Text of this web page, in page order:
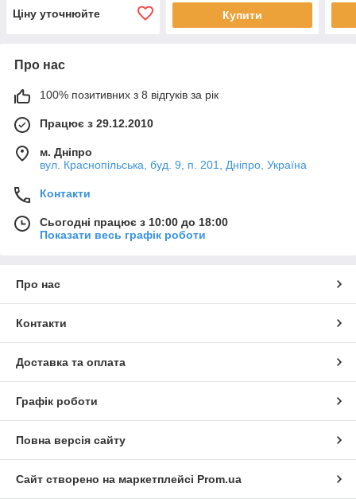
Ціну уточнюйте Купити
Про нас
100% позитивних з 8 відгуків за рік
Працює з 29.12.2010
м. Дніпро
вул. Краснопільська, буд. 9, п. 201, Дніпро, Україна
Контакти
Сьогодні працює з 10:00 до 18:00
Показати весь графік роботи
Про нас
Контакти
Доставка та оплата
Графік роботи
Повна версія сайту
Сайт створено на маркетплейсі Prom.ua